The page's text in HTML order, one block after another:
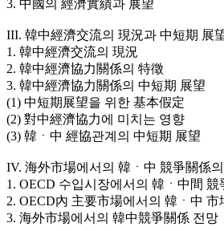
3. 中國의 經濟實績과 展望
III. 韓中經濟交流의 現況과 中短期 展
1. 韓中經濟交流의 現況
2. 韓中經濟協力關係의 特徵
3. 韓中經濟協力關係의 中短期 展望
(1) 中短期展望을 위한 基本假定
(2) 對中經濟協力에 미치는 영향
(3) 韓ㆍ中 經協관계의 中短期 展望
IV. 海外市場에서의 韓ㆍ中 競爭關係
1. OECD 수입시장에서의 韓ㆍ中間 競
2. OECD內 主要市場에서의 韓ㆍ中
3. 海外市場에서의 韓中競爭關係 전망